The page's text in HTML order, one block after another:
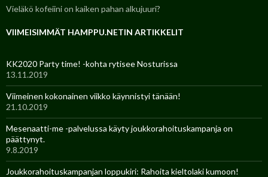
Vieläkö kofeiini on kaiken pahan alkujuuri?
VIIMEISIMMÄT HAMPPU.NETIN ARTIKKELIT
KK2020 Party time! -kohta rytisee Nosturissa
13.11.2019
Viimeinen kokonainen viikko käynnistyi tänään!
21.10.2019
Mesenaatti-me -palvelussa käyty joukkorahoituskampanja on
päättynyt.
9.8.2019
Joukkorahoituskampanjan loppukiri: Rahoita kieltolaki kumoon!